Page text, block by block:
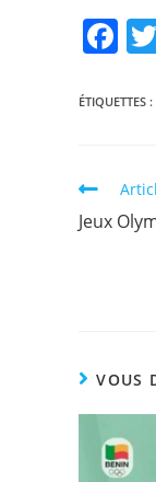
F
c
b
o
o
ÉTIQUETTES :
Jeux
VOUS